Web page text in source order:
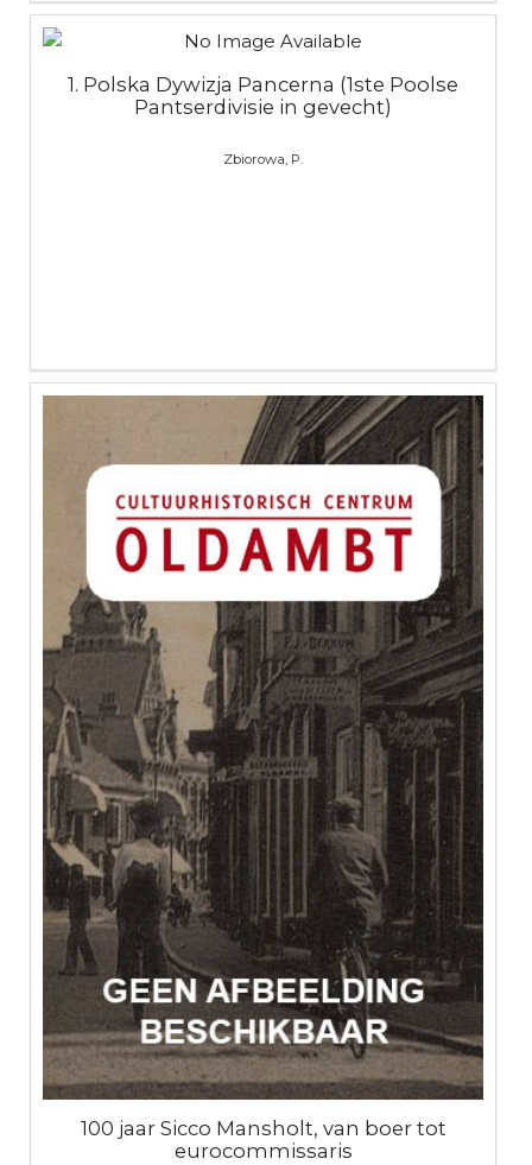
1. Polska Dywizja Pancerna (1ste Poolse
Pantserdivisie in gevecht)
Zbiorowa, P.
100 jaar Sicco Mansholt, van boer tot
eurocommissaris